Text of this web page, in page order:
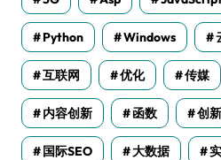
Python Windows
互联网 优化 传媒
内容创新 函数 创新
国际SEO 大数据